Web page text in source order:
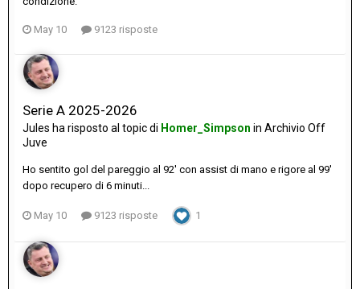
May 10 9123 risposte
Serie A 2025-2026
Jules ha risposto al topic di Homer_Simpson in Archivio Off
Juve
Ho sentito gol del pareggio al 92' con assist di mano e rigore al 99'
dopo recupero di 6 minuti...
May 10 9123 risposte 1